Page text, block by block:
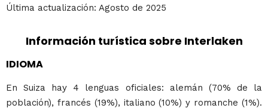
Última actualización: Agosto de 2025
Información turística sobre Interlaken
IDIOMA
En Suiza hay 4 lenguas oficiales: alemán (70% de la
población), francés (19%), italiano (10%) y romanche (1%).